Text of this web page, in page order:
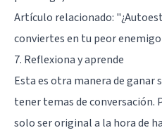
Artículo relacionado: "
conviertes en tu peor enemigo
7. Reflexiona y aprende
Esta es otra manera de ganar
tener temas de
solo ser original a la hora de